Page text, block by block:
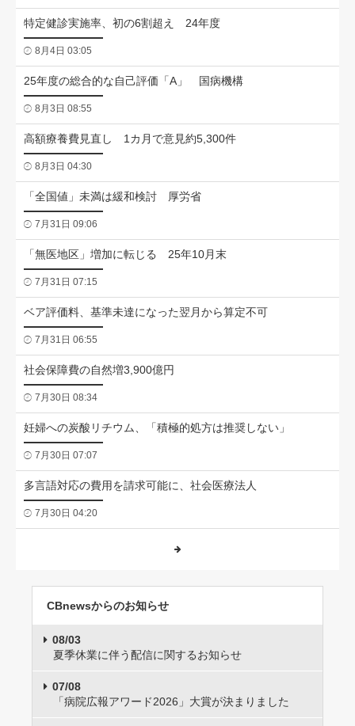
特定健診実施率、初の6割超え 24年度
8月4日 03:05
25年度の総合的な自己評価「A」 国病機構
8月3日 08:55
高額療養費見直し 1カ月で意見約5,300件
8月3日 04:30
「全国値」未満は緩和検討 厚労省
7月31日 09:06
「無医地区」増加に転じる 25年10月末
7月31日 07:15
ベア評価料、基準未達になった翌月から算定不可
7月31日 06:55
社会保障費の自然増3,900億円
7月30日 08:34
妊婦への炭酸リチウム、「積極的処方は推奨しない」
7月30日 07:07
多言語対応の費用を請求可能に、社会医療法人
7月30日 04:20
CBnewsからのお知らせ
08/03
夏季休業に伴う配信に関するお知らせ
07/08
「病院広報アワード2026」大賞が決まりました